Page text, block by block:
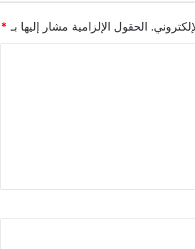
الحقول الإلزامية مشار إليها بـ *